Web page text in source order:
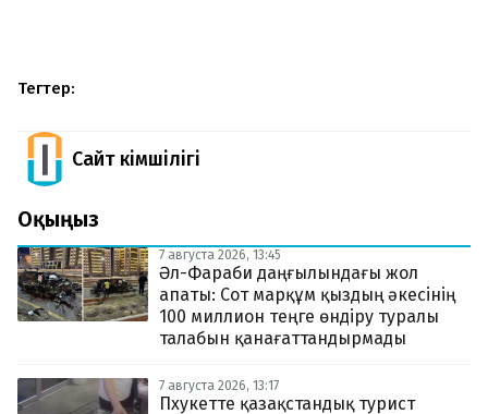
Тегтер:
Сайт Әкімшілігі
Оқыңыз
7 августа 2026, 13:45
Әл-Фараби даңғылындағы жол
апаты: Сот марқұм қыздың әкесінің
100 миллион теңге өндіру туралы
талабын қанағаттандырмады
7 августа 2026, 13:17
Пхукетте қазақстандық турист